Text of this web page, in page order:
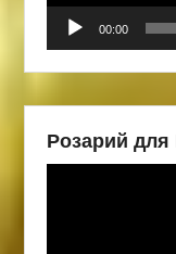
00:00
Розарий